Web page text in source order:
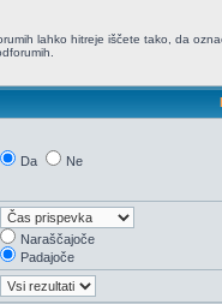
lahko hitreje iščete tako, da
Da Ne
Naraščajoče
Padajoče